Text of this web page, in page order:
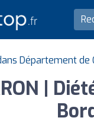
Département de
|